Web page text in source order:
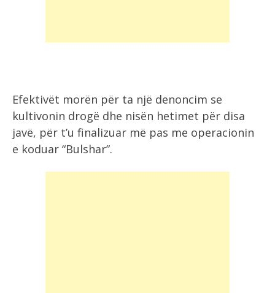
Efektivët morën për ta një denoncim se
kultivonin drogë dhe nisën hetimet për disa
javë, për t’u finalizuar më pas me operacionin
e koduar “Bulshar”.